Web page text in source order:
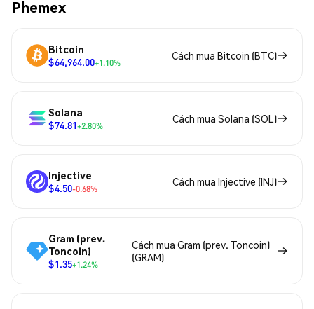
Phemex
Bitcoin
$64,964.00+1.10%
Cách mua Bitcoin (BTC)
Solana
$74.81+2.80%
Cách mua Solana (SOL)
Injective
$4.50-0.68%
Cách mua Injective (INJ)
Gram (prev.
Toncoin)
$1.35+1.24%
Cách mua Gram (prev. Toncoin)
(GRAM)